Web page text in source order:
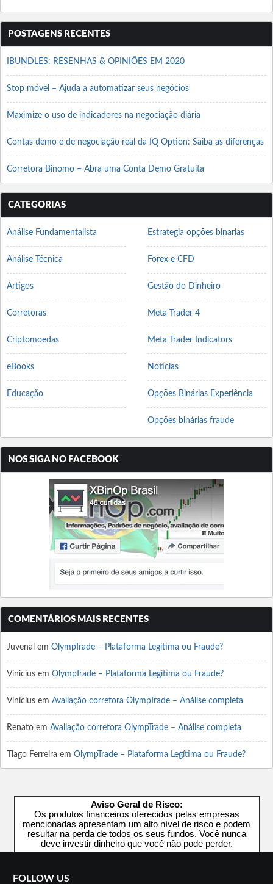
POSTAGENS RECENTES
IBUNDLES: RESENHAS & OPINIÕES EM 2020
Stop móvel – Ajuda a automatizar seus negócios
Maximize o uso de indicadores na negociação diária
Contas demo e de negociação real da IQ Option: Saiba as diferenças
Corretora Binomo – Abra uma Conta Demo Gratuita
CATEGORIAS
Análise Fundamentalista
Análise Técnica
Artigos
Corretoras
Criptomoedas
eBooks
Educação
Estrategia opções binarias
Forex e CFD
Gestão do Dinheiro
Meta Trader 4
Meta Trader Indicators
Notícias
Opções Binárias Experiência
Opções binárias fraude
NOS SIGA NO FACEBOOK
COMENTÁRIOS MAIS RECENTES
Juvenal em OlympTrade – Plataforma Legítima ou Fraude?
Vinicius em OlympTrade – Plataforma Legítima ou Fraude?
Vinícius em Avaliação corretora OlympTrade – Análise completa
Renato em Avaliação corretora OlympTrade – Análise completa
Tiago Ferreira em OlympTrade – Plataforma Legítima ou Fraude?
Aviso Geral de Risco:
Os produtos financeiros oferecidos pelas empresas
mencionadas apresentam um alto nível de risco e podem
resultar na perda de todos os seus fundos. Você nunca
deve investir dinheiro que você não pode perder.
FOLLOW US